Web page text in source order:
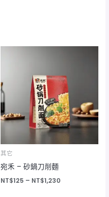
其它
宛禾 – 砂鍋刀削麵
NT$125 – NT$1,230
圍：
NT$125
NT$1,230